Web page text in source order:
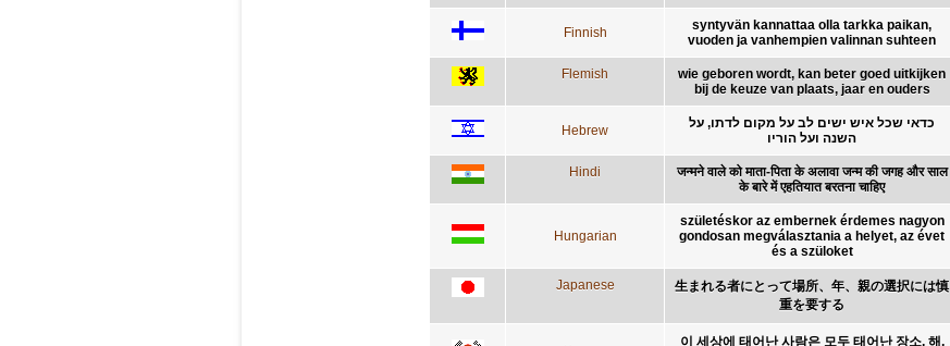
Finnish
syntyvän kannattaa olla tarkka paikan,
vuoden ja vanhempien valinnan suhteen
Flemish
wie geboren wordt, kan beter goed uitkijken
bij de keuze van plaats, jaar en ouders
Hebrew
כדאי שכל איש ישים לב על מקום לדתו, על
השנה ועל הוריו
Hindi
जन्मने वाले को माता-पिता के अलावा जन्म की जगह और साल
के बारे में एहतियात बरतना चाहिए
Hungarian
születéskor az embernek érdemes nagyon
gondosan megválasztania a helyet, az évet
és a szüloket
Japanese
生まれる者にとって場所、年、親の選択には慎
重を要する
이 세상에 태어난 사람은 모두 태어난 장소, 해,